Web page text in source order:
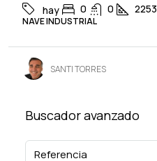
hay 0 0 2253
NAVE INDUSTRIAL
SANTI TORRES
Buscador avanzado